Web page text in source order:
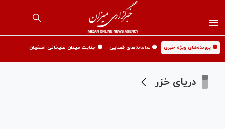
🟡 پرونده‌های ویژه خبری 🟡 سامانه‌های قضایی 🟡 جنایت میدان علیخانی اصفهان
دریای خزر